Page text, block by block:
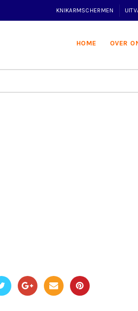
KNIKARMSCHERMEN
HOME OVER